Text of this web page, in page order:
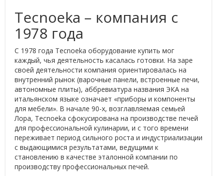
Tecnoeka – компания с
1978 года
С 1978 года Tecnoeka оборудование купить мог
каждый, чья деятельность касалась готовки. На заре
своей деятельности компания ориентировалась на
внутренний рынок (варочные панели, встроенные печи,
автономные плиты), аббревиатура названия ЭКА на
итальянском языке означает «приборы и компоненты
для мебели». В начале 90-х, возглавляемая семьей
Лора, Tecnoeka сфокусирована на производстве печей
для профессиональной кулинарии, и с того времени
переживает период сильного роста и индустриализации
с выдающимися результатами, ведущими к
становлению в качестве эталонной компании по
производству профессиональных печей.